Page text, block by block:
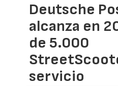
Deutsche
alcanza en
de 5.000
servicio